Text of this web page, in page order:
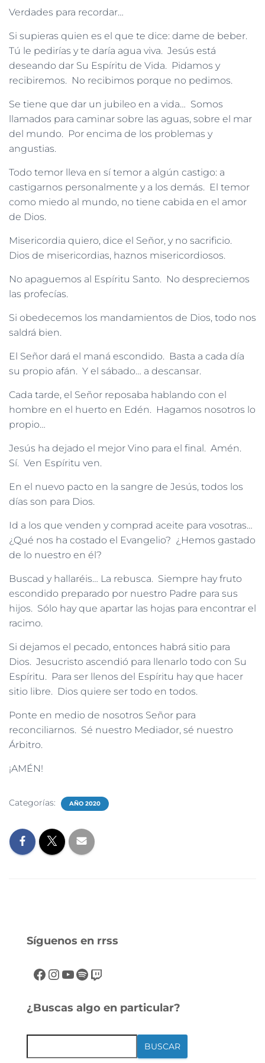
Verdades para recordar…
Si supieras quien es el que te dice: dame de beber.
Tú le pedirías y te daría agua viva. Jesús está
deseando dar Su Espíritu de Vida. Pidamos y
recibiremos. No recibimos porque no pedimos.
Se tiene que dar un jubileo en a vida… Somos
llamados para caminar sobre las aguas, sobre el mar
del mundo. Por encima de los problemas y
angustias.
Todo temor lleva en sí temor a algún castigo: a
castigarnos personalmente y a los demás. El temor
como miedo al mundo, no tiene cabida en el amor
de Dios.
Misericordia quiero, dice el Señor, y no sacrificio.
Dios de misericordias, haznos misericordiosos.
No apaguemos al Espíritu Santo. No despreciemos
las profecías.
Si obedecemos los mandamientos de Dios, todo nos
saldrá bien.
El Señor dará el maná escondido. Basta a cada día
su propio afán. Y el sábado… a descansar.
Cada tarde, el Señor reposaba hablando con el
hombre en el huerto en Edén. Hagamos nosotros lo
propio…
Jesús ha dejado el mejor Vino para el final. Amén.
Sí. Ven Espíritu ven.
En el nuevo pacto en la sangre de Jesús, todos los
días son para Dios.
Id a los que venden y comprad aceite para vosotras…
¿Qué nos ha costado el Evangelio? ¿Hemos gastado
de lo nuestro en él?
Buscad y hallaréis… La rebusca. Siempre hay fruto
escondido preparado por nuestro Padre para sus
hijos. Sólo hay que apartar las hojas para encontrar el
racimo.
Si dejamos el pecado, entonces habrá sitio para
Dios. Jesucristo ascendió para llenarlo todo con Su
Espíritu. Para ser llenos del Espíritu hay que hacer
sitio libre. Dios quiere ser todo en todos.
Ponte en medio de nosotros Señor para
reconciliarnos. Sé nuestro Mediador, sé nuestro
Árbitro.
¡AMÉN!
Categorías: AÑO 2020
Síguenos en rrss
¿Buscas algo en particular?
BUSCAR